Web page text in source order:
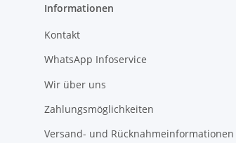
Informationen
Kontakt
WhatsApp Infoservice
Wir über uns
Zahlungsmöglichkeiten
Versand- und Rücknahmeinformationen